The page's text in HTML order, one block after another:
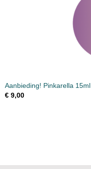
Aanbieding! Pinkarella 15ml
€ 9,00